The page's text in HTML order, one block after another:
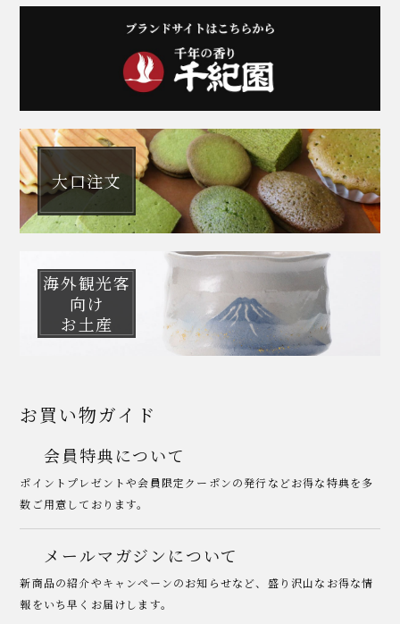
大口注文
海外観光客
向け
お土産
お買い物ガイド
会員特典について
ポイントプレゼントや会員限定クーポンの発行などお得な特典を多
数ご用意しております。
メールマガジンについて
新商品の紹介やキャンペーンのお知らせなど、盛り沢山なお得な情
報をいち早くお届けします。